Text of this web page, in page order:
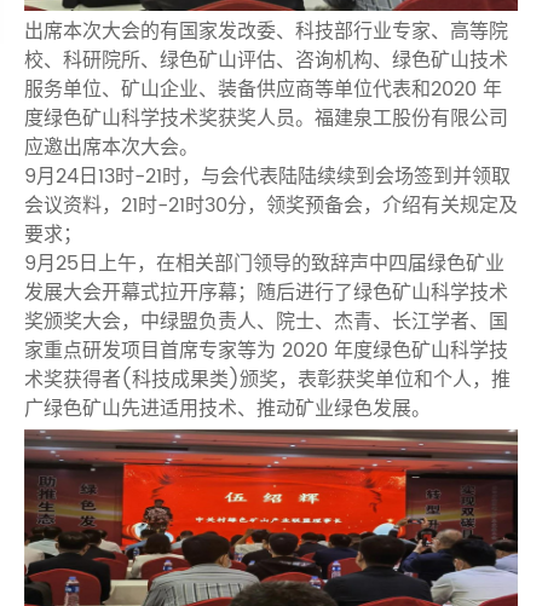
出席本次大会的有国家发改委、科技部行业专家、高等院
校、科研院所、绿色矿山评估、咨询机构、绿色矿山技术
服务单位、矿山企业、装备供应商等单位代表和2020 年
度绿色矿山科学技术奖获奖人员。福建泉工股份有限公司
应邀出席本次大会。
9月24日13时-21时，与会代表陆陆续续到会场签到并领取
会议资料，21时-21时30分，领奖预备会，介绍有关规定及
要求；
9月25日上午，在相关部门领导的致辞声中四届绿色矿业
发展大会开幕式拉开序幕；随后进行了绿色矿山科学技术
奖颁奖大会，中绿盟负责人、院士、杰青、长江学者、国
家重点研发项目首席专家等为 2020 年度绿色矿山科学技
术奖获得者(科技成果类)颁奖，表彰获奖单位和个人，推
广绿色矿山先进适用技术、推动矿业绿色发展。